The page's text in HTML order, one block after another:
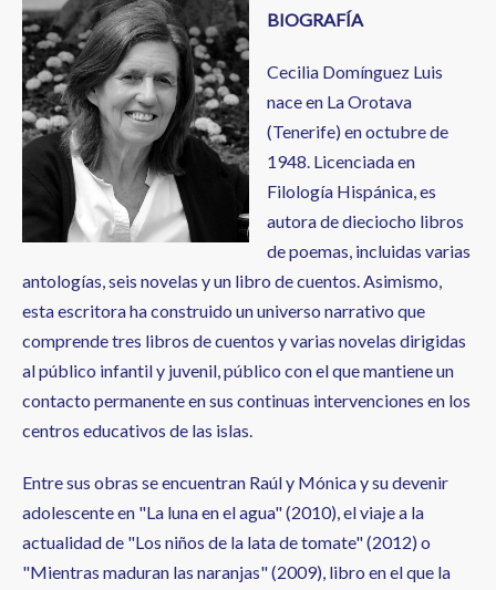
BIOGRAFÍA
Cecilia Domínguez Luis
nace en La Orotava
(Tenerife) en octubre de
1948. Licenciada en
Filología Hispánica, es
autora de dieciocho libros
de poemas, incluidas varias
antologías, seis novelas y un libro de cuentos. Asimismo,
esta escritora ha construido un universo narrativo que
comprende tres libros de cuentos y varias novelas dirigidas
al público infantil y juvenil, público con el que mantiene un
contacto permanente en sus continuas intervenciones en los
centros educativos de las islas.
Entre sus obras se encuentran Raúl y Mónica y su devenir
adolescente en "La luna en el agua" (2010), el viaje a la
actualidad de "Los niños de la lata de tomate" (2012) o
"Mientras maduran las naranjas" (2009), libro en el que la